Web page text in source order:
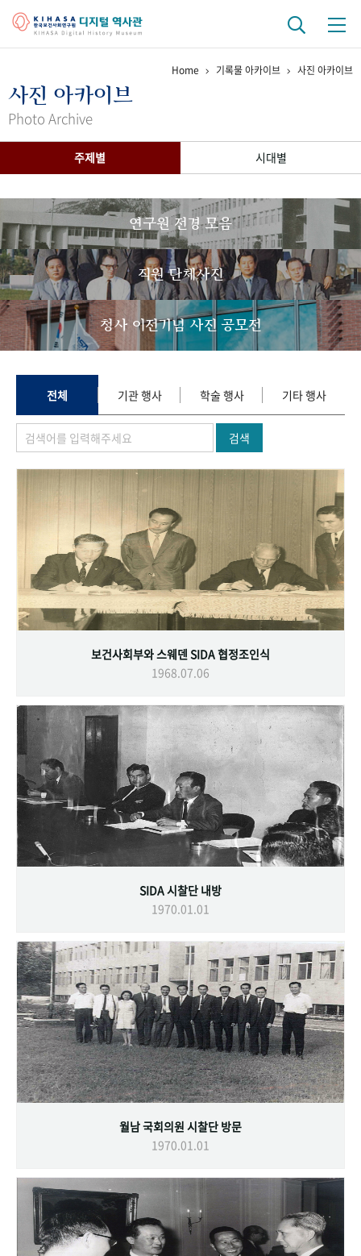
걸어온 길 기관 변천사
간행물 변천사
기록물 아카이브
사진 아카이브 문서 기록물 행정박물 영상 기록물
50+1 주년 기념
성과 50선 숫자로 보는 50년
세계와 함께 한 KIHASA
VR 역사관
Home 기록물 아카이브 사진 아카이브
사진 아카이브
Photo Archive
주제별 시대별
연구원 전경 모음
직원 단체사진
청사 이전기념 사진 공모전
전체 기관 행사 학술 행사 기타 행사
검색
보건사회부와 스웨덴 SIDA 협정조인식
1968.07.06
SIDA 시찰단 내방
1970.01.01
월남 국회의원 시찰단 방문
1970.01.01